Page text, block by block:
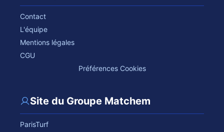
Contact
L'équipe
Mentions légales
CGU
Préférences Cookies
Site du Groupe Matchem
ParisTurf